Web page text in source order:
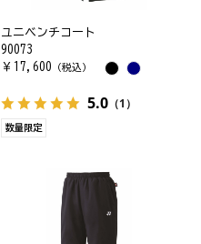
ユニベンチコート
90073
￥ 17,600 （税込）
5.0（1）
数量限定